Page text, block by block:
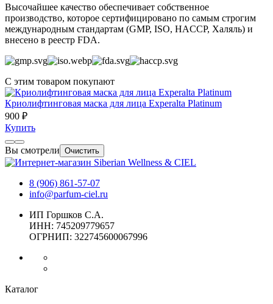
Высочайшее качество обеспечивает собственное
производство, которое сертифицировано по самым строгим
международным стандартам (GMP, ISO, HACCP, Халяль) и
внесено в реестр FDA.
С этим товаром покупают
Криолифтинговая маска для лица Experalta Platinum
900 ₽
Купить
Вы смотрели Очистить
8 (906) 861-57-07
info@parfum-ciel.ru
ИП Горшков С.А.
ИНН: 745209779657
ОГРНИП: 322745600067996
Каталог